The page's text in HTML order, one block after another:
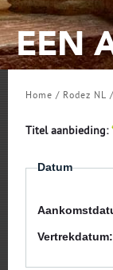
EEN
Home / Rodez NL /
Titel aanbieding:
Datum
Vertrekdatum: